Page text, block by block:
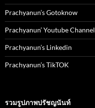
Prachyanun’s Gotoknow
Prachyanun’ Youtube Channel
Prachyanun’s Linkedin
Prachyanun’s TikTOK
รวมรูปภาพปรัชญนันท์